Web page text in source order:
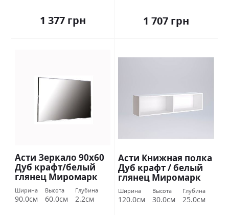
1 377 грн 1 707 грн
Асти Зеркало 90х60
Дуб крафт/белый
глянец Миромарк
Ширина
90.0см
Высота
60.0см
Глубина
2.2см
Асти Книжная полка
Дуб крафт / белый
глянец Миромарк
Ширина
120.0см
Высота
30.0см
Глубина
25.0см